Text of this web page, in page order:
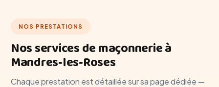
NOS PRESTATIONS
Nos services de maçonnerie à
Mandres-les-Roses
Chaque prestation est détaillée sur sa page dédiée —